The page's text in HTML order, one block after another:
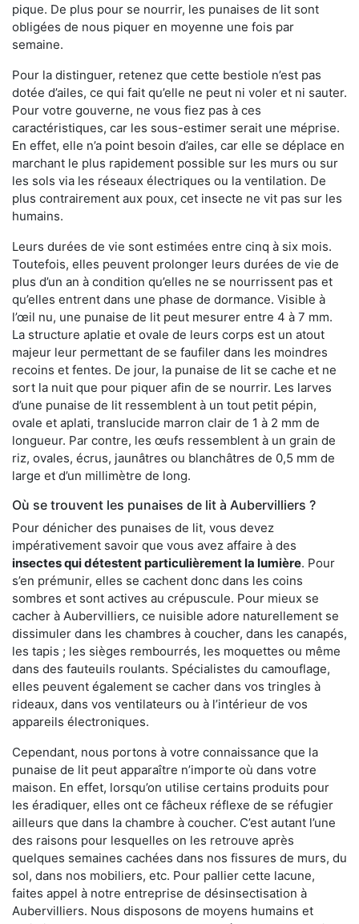
pique. De plus pour se nourrir, les punaises de lit sont
obligées de nous piquer en moyenne une fois par
semaine.
Pour la distinguer, retenez que cette bestiole n’est pas
dotée d’ailes, ce qui fait qu’elle ne peut ni voler et ni sauter.
Pour votre gouverne, ne vous fiez pas à ces
caractéristiques, car les sous-estimer serait une méprise.
En effet, elle n’a point besoin d’ailes, car elle se déplace en
marchant le plus rapidement possible sur les murs ou sur
les sols via les réseaux électriques ou la ventilation. De
plus contrairement aux poux, cet insecte ne vit pas sur les
humains.
Leurs durées de vie sont estimées entre cinq à six mois.
Toutefois, elles peuvent prolonger leurs durées de vie de
plus d’un an à condition qu’elles ne se nourrissent pas et
qu’elles entrent dans une phase de dormance. Visible à
l’œil nu, une punaise de lit peut mesurer entre 4 à 7 mm.
La structure aplatie et ovale de leurs corps est un atout
majeur leur permettant de se faufiler dans les moindres
recoins et fentes. De jour, la punaise de lit se cache et ne
sort la nuit que pour piquer afin de se nourrir. Les larves
d’une punaise de lit ressemblent à un tout petit pépin,
ovale et aplati, translucide marron clair de 1 à 2 mm de
longueur. Par contre, les œufs ressemblent à un grain de
riz, ovales, écrus, jaunâtres ou blanchâtres de 0,5 mm de
large et d’un millimètre de long.
Où se trouvent les punaises de lit à Aubervilliers ?
Pour dénicher des punaises de lit, vous devez
impérativement savoir que vous avez affaire à des
insectes qui détestent particulièrement la lumière. Pour
s’en prémunir, elles se cachent donc dans les coins
sombres et sont actives au crépuscule. Pour mieux se
cacher à Aubervilliers, ce nuisible adore naturellement se
dissimuler dans les chambres à coucher, dans les canapés,
les tapis ; les sièges rembourrés, les moquettes ou même
dans des fauteuils roulants. Spécialistes du camouflage,
elles peuvent également se cacher dans vos tringles à
rideaux, dans vos ventilateurs ou à l’intérieur de vos
appareils électroniques.
Cependant, nous portons à votre connaissance que la
punaise de lit peut apparaître n’importe où dans votre
maison. En effet, lorsqu’on utilise certains produits pour
les éradiquer, elles ont ce fâcheux réflexe de se réfugier
ailleurs que dans la chambre à coucher. C’est autant l’une
des raisons pour lesquelles on les retrouve après
quelques semaines cachées dans nos fissures de murs, du
sol, dans nos mobiliers, etc. Pour pallier cette lacune,
faites appel à notre entreprise de désinsectisation à
Aubervilliers. Nous disposons de moyens humains et